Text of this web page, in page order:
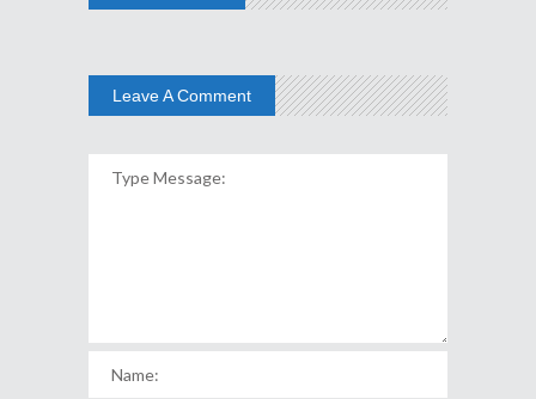
Leave A Comment